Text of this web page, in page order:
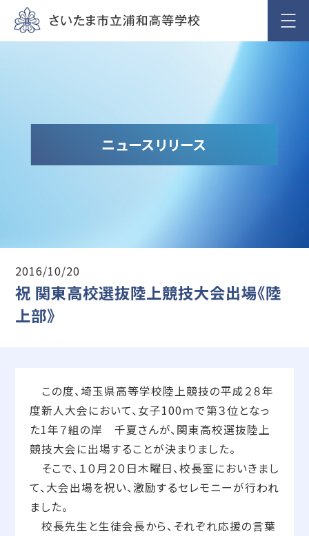
ニュースリリース
2016/10/20
祝 関東高校選抜陸上競技大会出場《陸
上部》
この度、埼玉県高等学校陸上競技の平成２８年
度新人大会において、女子100ｍで第３位となっ
た1年７組の岸 千夏さんが、関東高校選抜陸上
競技大会に出場することが決まりました。
そこで、１０月２０日木曜日、校長室においきまし
て、大会出場を祝い、激励するセレモニーが行われ
ました。
校長先生と生徒会長から、それぞれ応援の言葉